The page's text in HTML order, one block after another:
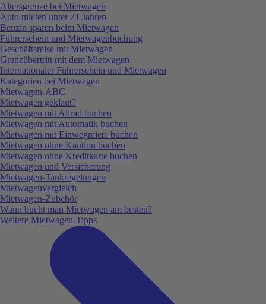
Altersgrenze bei Mietwagen
Auto mieten unter 21 Jahren
Benzin sparen beim Mietwagen
Führerschein und Mietwagenbuchung
Geschäftsreise mit Mietwagen
Grenzübertritt mit dem Mietwagen
Internationaler Führerschein und Mietwagen
Kategorien bei Mietwagen
Mietwagen-ABC
Mietwagen geklaut?
Mietwagen mit Allrad buchen
Mietwagen mit Automatik buchen
Mietwagen mit Einwegmiete buchen
Mietwagen ohne Kaution buchen
Mietwagen ohne Kreditkarte buchen
Mietwagen und Versicherung
Mietwagen-Tankregelungen
Mietwagenvergleich
Mietwagen-Zubehör
Wann bucht man Mietwagen am besten?
Weitere Mietwagen-Tipps